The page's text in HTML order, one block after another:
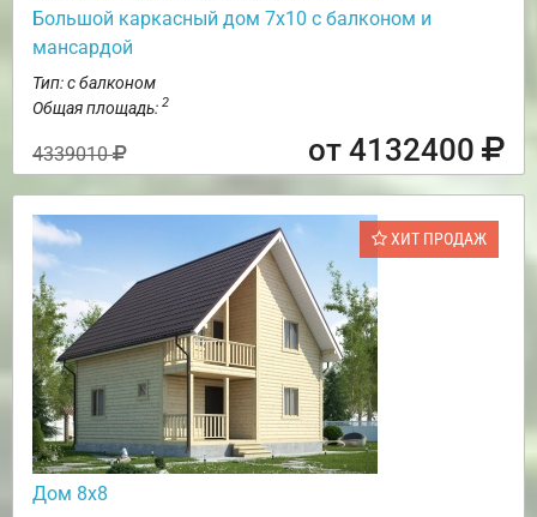
Большой каркасный дом 7х10 с балконом и
мансардой
Тип: с балконом
Общая площадь: 2
4339010 от 4132400
ХИТ ПРОДАЖ
Дом 8х8